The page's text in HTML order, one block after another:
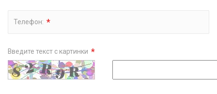
Телефон: *
Введите текст с картинки *